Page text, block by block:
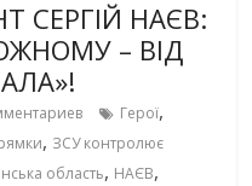
СЕРГІЙ НАЄВ:
– ВІД
Герої,
, ЗСУ контролює
область, НАЄВ,